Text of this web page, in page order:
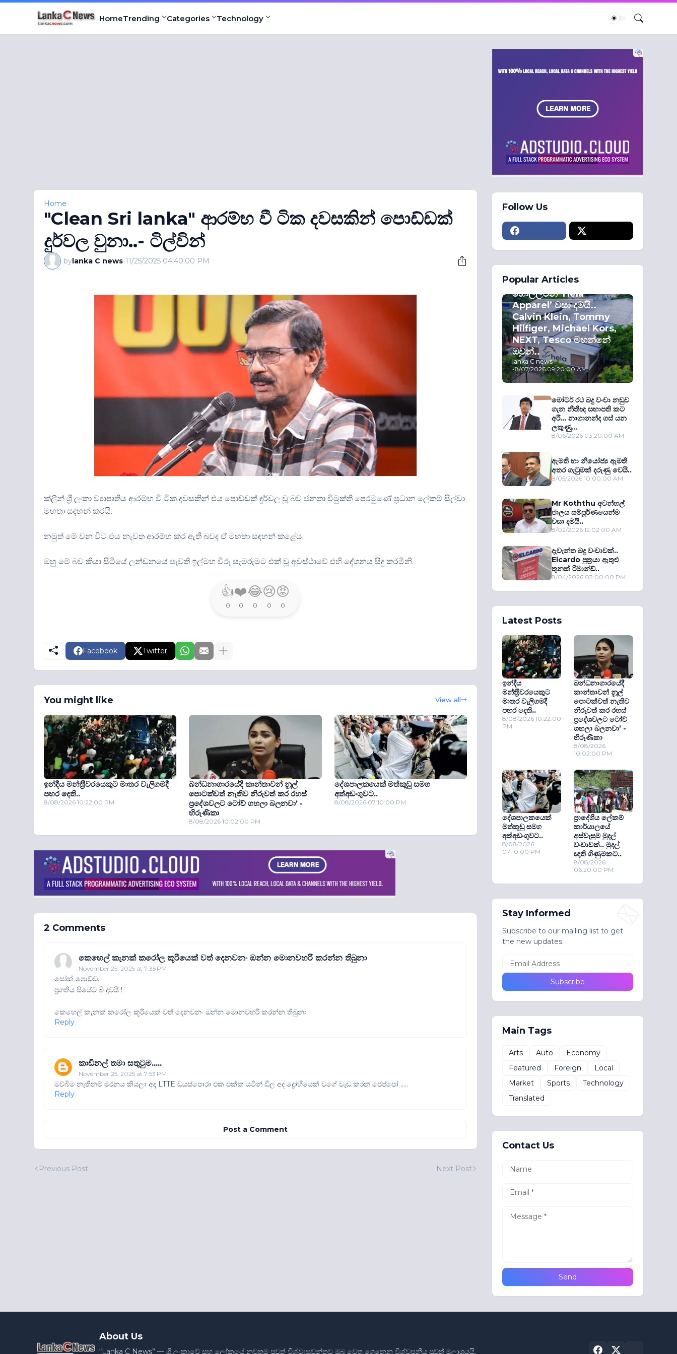
HomeTrending Categories Technology
Home
"Clean Sri lanka" ආරම්භ වී ටික දවසකින් පොඩ්ඩක්
දුර්වල වුනා..- ටිල්වින්
bylanka C news-11/25/2025 04:40:00 PM
ක්ලීන් ශ්‍රී ලංකා ව්‍යාපෘතිය ආරම්භ වි ටික දවසකින් එය පොඩ්ඩක් දුර්වල වූ බව ජනතා විමුක්ති පෙරමුණේ ප්‍රධාන ලේකම් සිල්වා
මහතා සඳහන් කරයි.
නමුත් මේ වන විට එය නැවත ආරම්භ කර ඇති බවද ඒ මහතා සඳහන් කළේය.
ඔහු මේ බව කියා සිටියේ ලන්ඩනයේ පැවති ඉල්මහ විරු සැමරුමට එක් වූ අවස්ථාවේ එහි දේශනය සිදු කරමිනි.
👍
0
❤️
0
😂
0
😢
0
😡
0
Facebook Twitter
You might like View all
ඉන්දීය මන්ත‍්‍රීවරයෙකුට මාතර වැලිගමදී
පහර දෙති..
8/08/2026 10:22:00 PM
බන්ධනාගාරයේදී කාන්තාවන් නූල්
පොටක්වත් නැතිව නිරුවත් කර රහස්
ප‍්‍රදේශවලට ටෝච් ගහලා බලනවා’ -
හිරුණිකා
8/08/2026 10:02:00 PM
දේශපාලකයෙක් මත්කුඩු සමග
අත්අඩංගුවට..
8/08/2026 07:10:00 PM
2 Comments
කෙහෙල් කැනක් කරෝල කූරියෙක් වත් දෙනවනං ඔන්න මොනවහරි කරන්න තිබුනා
November 25, 2025 at 7:35 PM
සෝක් පොඩ්ඩ.
ප්‍රගතිය සියේට බිංදුවයි !
කෙහෙල් කැනක් කරෝල කූරියෙක් වත් දෙනවනං ඔන්න මොනවහරි කරන්න තිබුනා
Reply
කාඩිනල් තමා සතුටුම.....
November 25, 2025 at 7:53 PM
මව්බිම නෑතිනම් මරනය කියලා අද LTTE ඩයස්පොරා එක එක්ක යටින් ඩීල අද ද්‍රෝහියෙක් වගේ වෑඩ කරන ජෙප්පෝ .....
Reply
Post a Comment
Previous Post Next Post
Follow Us
Popular Articles
කොළඹ කොටස්
හොල්ලමින් ‘Hela
Apparel’ වසා දමයි..
Calvin Klein, Tommy
Hilfiger, Michael Kors,
NEXT, Tesco මහන්නේ
ඔවුන්..
lanka C news
-8/07/2026 09:20:00 AM
මෝටර් රථ බදු වංචා නඩුව
ගැන නීතීඥ සභාපති කට
අරී... නාගානන්ද ගස් යන
ලකුණු...
8/06/2026 03:20:00 AM
ඇමති හා නියෝජ්‍ය ඇමති
අතර ගැටුමක් දරුණු වෙයි..
8/05/2026 10:00:00 AM
Mr Koththu අවන්හල්
ජාලය සම්පූර්ණයෙන්ම
වසා දමයි..
8/02/2026 12:02:00 AM
දැවැන්ත බදු වංචාවක්..
Elcardo පුත‍්‍රයා ඇතුළු
තුනක් රිමාන්ඩ්..
8/04/2026 03:00:00 PM
Latest Posts
ඉන්දීය
මන්ත‍්‍රීවරයෙකුට
මාතර වැලිගමදී
පහර දෙති..
8/08/2026 10:22:00
PM
බන්ධනාගාරයේදී
කාන්තාවන් නූල්
පොටක්වත් නැතිව
නිරුවත් කර රහස්
ප‍්‍රදේශවලට ටෝච්
ගහලා බලනවා’ -
හිරුණිකා
8/08/2026
10:02:00 PM
දේශපාලකයෙක්
මත්කුඩු සමග
අත්අඩංගුවට..
8/08/2026
07:10:00 PM
ප්‍රාදේශීය ලේකම්
කාර්යාලයේ
අස්වැසුම මුදල්
වංචාවක්.. මුදල්
ඥාති ගිණුමකට..
8/08/2026
06:20:00 PM
Stay Informed
Subscribe to our mailing list to get
the new updates.
Main Tags
Arts Auto
Economy
Featured
Foreign
Local
Market
Sports
Technology
Translated
Contact Us
About Us
“Lanka C News” — ශ්‍රී ලංකාවේ සහ ලෝකයේ නවතම පුවත් විශ්වාසවන්තව ඔබ වෙත ගෙනෙන විශ්වසනීය පුවත් මූලාශ්‍රයයි.